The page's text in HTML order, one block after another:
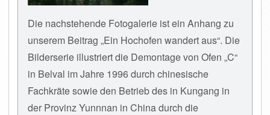
Die nachstehende Fotogalerie ist ein Anhang zu
unserem Beitrag „Ein Hochofen wandert aus“. Die
Bilderserie illustriert die Demontage von Ofen „C“
in Belval im Jahre 1996 durch chinesische
Fachkräte sowie den Betrieb des in Kungang in
der Provinz Yunnnan in China durch die